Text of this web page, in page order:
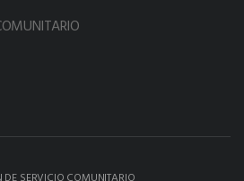
SERVICIO COMUNITARIO